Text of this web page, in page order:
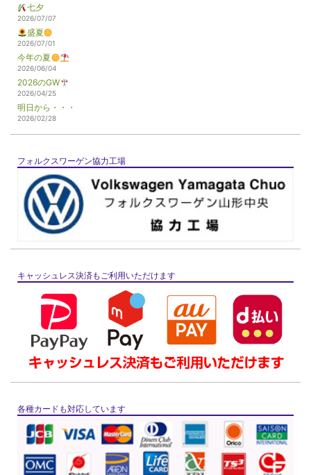
七夕
2026/07/07
盛夏
2026/07/01
今年の夏
2026/06/04
2026のGW
2026/04/25
明日から・・・
2026/02/28
フォルクスワーゲン協力工場
キャッシュレス決済もご利用いただけます
各種カードも対応しています